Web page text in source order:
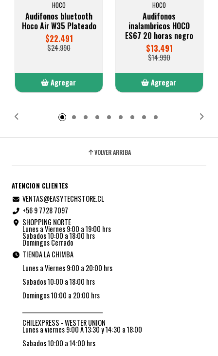
HOCO
Audifonos bluetooth
Hoco Air W35 Plateado
$22.491
$24.990
Agregar
HOCO
Audifonos
inalambricos HOCO
ES67 20 horas negro
$13.491
$14.990
Agregar
VOLVER ARRIBA
ATENCION CLIENTES
VENTAS@EASYTECHSTORE.CL
+56 9 7728 7097
SHOPPING NORTE
Lunes a Viernes 9:00 a 19:00 hrs
Sabados 10:00 a 18:00 hrs
Domingos Cerrado
TIENDA LA CHIMBA
Lunes a Viernes 9:00 a 20:00 hrs
Sabados 10:00 a 18:00 hrs
Domingos 10:00 a 20:00 hrs
CHILEXPRESS - WESTER UNION
Lunes a viernes 9:00 A 13:30 y 14:30 a 18:00
Sabados 10:00 a 14:00 hrs